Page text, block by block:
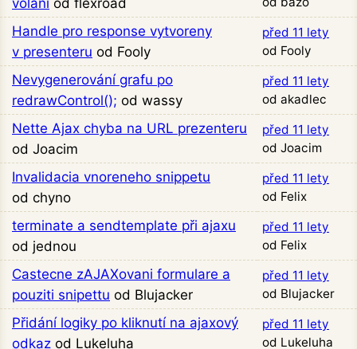
Handle pro response vytvoreny
v presenteru od Fooly
před 11 lety
od Fooly
Nevygenerování grafu po
redrawControl(); od wassy
před 11 lety
od akadlec
Nette Ajax chyba na URL prezenteru
od Joacim
před 11 lety
od Joacim
Invalidacia vnoreneho snippetu
od chyno
před 11 lety
od Felix
terminate a sendtemplate při ajaxu
od jednou
před 11 lety
od Felix
Castecne zAJAXovani formulare a
pouziti snipettu od Blujacker
před 11 lety
od Blujacker
Přidání logiky po kliknutí na ajaxový
odkaz od Lukeluha
před 11 lety
od Lukeluha